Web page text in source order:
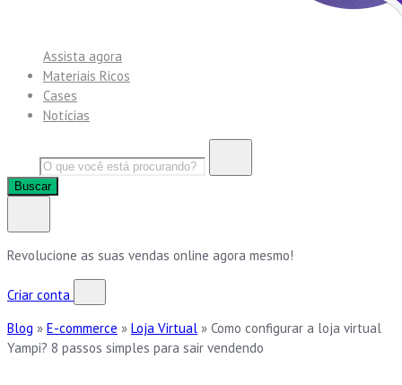
Assista agora
Materiais Ricos
Cases
Notícias
Buscar
Revolucione as suas vendas online agora mesmo!
Criar conta
Blog » E-commerce » Loja Virtual » Como configurar a loja virtual
Yampi? 8 passos simples para sair vendendo